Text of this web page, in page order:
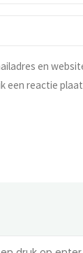
en
een reactie